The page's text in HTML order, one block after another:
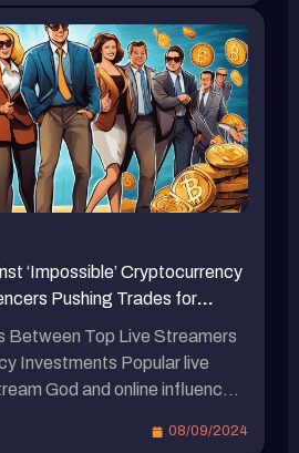
币作为拳赏？他表示只会接受
比特币具有价值，而其它加密
板坦言不会投资虚拟货币 蹦
罕见地提到，强调自己不会投
拟货币目前仍存在诈骗问题。
虚拟货币的主要是明星、网络
。 蹦板表示：“我确定他们在
金，这些人在交易过程中会收
易的那个人也会抽成，我听说
水资金超过百万。” 蹦板还提
单是否收会员费他不确定，但
手续费抽成相当可观。他认为
拟货币就能赚钱，因此不明白
他引用一句网络上的话
拟货币相关新闻 Youtube网红
‘Impossible’ Cryptocurrency
Pushing Trades for
Between Top Live Streamers
Investments Popular live
God and online influencer
in December. While Stream
08/09/2024